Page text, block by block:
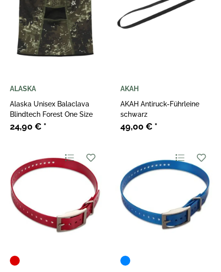
ALASKA
Alaska Unisex Balaclava
Blindtech Forest One Size
24,90 € *
AKAH
AKAH Antiruck-Führleine
schwarz
49,00 € *